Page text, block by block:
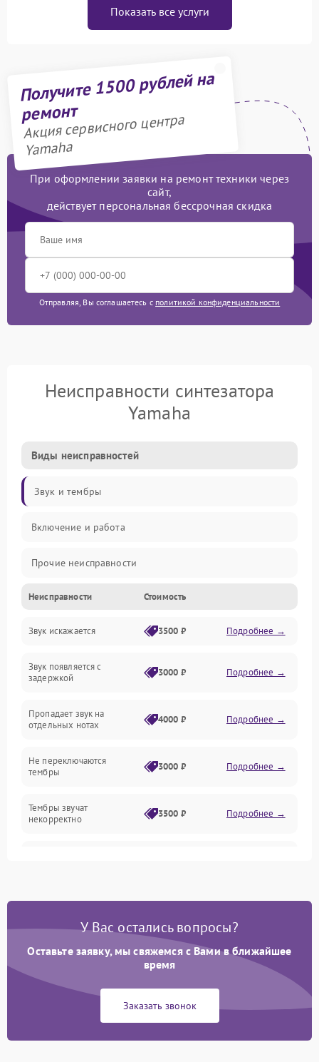
Показать все услуги
Получите 1500 рублей на
ремонт
Акция сервисного центра
Yamaha
При оформлении заявки на ремонт техники через
сайт,
действует персональная бессрочная скидка
Отправляя, Вы соглашаетесь с политикой конфиденциальности
Неисправности синтезатора
Yamaha
Виды неисправностей
Звук и тембры
Включение и работа
Прочие неисправности
Управление и электроника
Клавиатура
Подключения и интерфейсы
Оптика
Электроника
Неисправности Стоимость
Звук искажается 3500 ₽ Подробнее →
Звук появляется с
задержкой
3000 ₽ Подробнее →
Пропадает звук на
отдельных нотах
4000 ₽ Подробнее →
Не переключаются
тембры
3000 ₽ Подробнее →
Тембры звучат
некорректно
3500 ₽ Подробнее →
У Вас остались вопросы?
Оставьте заявку, мы свяжемся с Вами в ближайшее
время
Заказать звонок